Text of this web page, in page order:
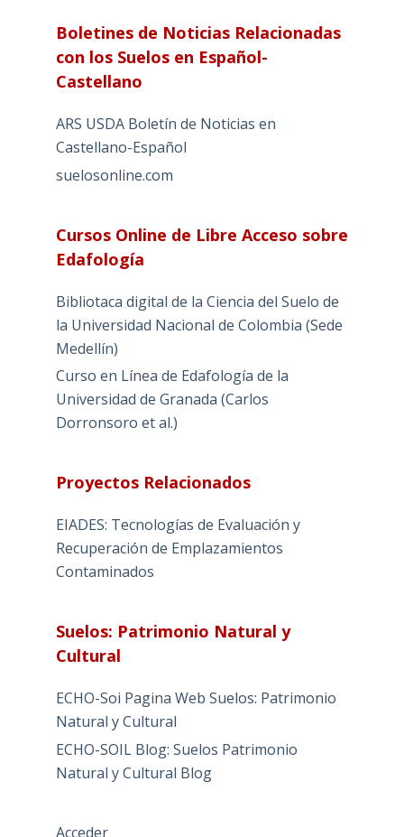
Boletines de Noticias Relacionadas
con los Suelos en Español-
Castellano
ARS USDA Boletín de Noticias en
Castellano-Español
suelosonline.com
Cursos Online de Libre Acceso sobre
Edafología
Bibliotaca digital de la Ciencia del Suelo de
la Universidad Nacional de Colombia (Sede
Medellín)
Curso en Línea de Edafología de la
Universidad de Granada (Carlos
Dorronsoro et al.)
Proyectos Relacionados
EIADES: Tecnologías de Evaluación y
Recuperación de Emplazamientos
Contaminados
Suelos: Patrimonio Natural y
Cultural
ECHO-Soi Pagina Web Suelos: Patrimonio
Natural y Cultural
ECHO-SOIL Blog: Suelos Patrimonio
Natural y Cultural Blog
Acceder